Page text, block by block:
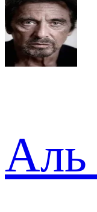
Аль